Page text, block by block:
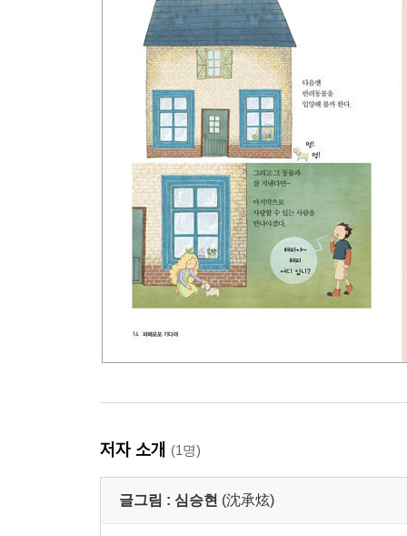
저자 소개 (1명)
글그림 : 심승현 (沈承炫)